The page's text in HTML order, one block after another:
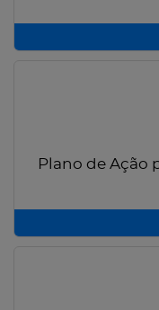
Plano de Ação